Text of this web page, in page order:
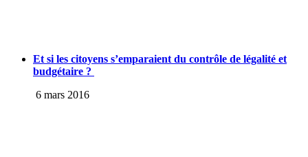
Et si les citoyens s’emparaient du contrôle de légalité et
budgétaire ?
6 mars 2016